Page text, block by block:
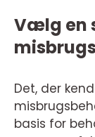
Vælg en
Det, der
basis for